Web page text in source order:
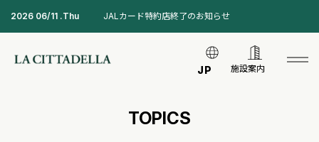
2026 06/11 .Thu JALカード特約店終了のお知らせ
JP 施設案内
TOPICS